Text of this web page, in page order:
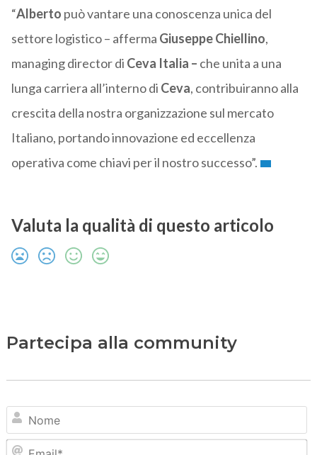
“Alberto può vantare una conoscenza unica del
settore logistico – afferma Giuseppe Chiellino,
managing director di Ceva Italia – che unita a una
lunga carriera all’interno di Ceva, contribuiranno alla
crescita della nostra organizzazione sul mercato
Italiano, portando innovazione ed eccellenza
operativa come chiavi per il nostro successo”.
Valuta la qualità di questo articolo
Partecipa alla community